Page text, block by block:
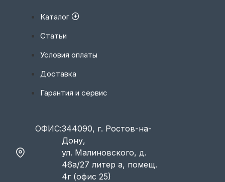
Каталог
Статьи
Условия оплаты
Доставка
Гарантия и сервис
ОФИС:344090, г. Ростов-на-
Дону,
ул. Малиновского, д.
46а/27 литер а, помещ.
4г (офис 25)